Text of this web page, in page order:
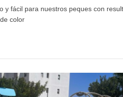
y fácil para nuestros peques con
color